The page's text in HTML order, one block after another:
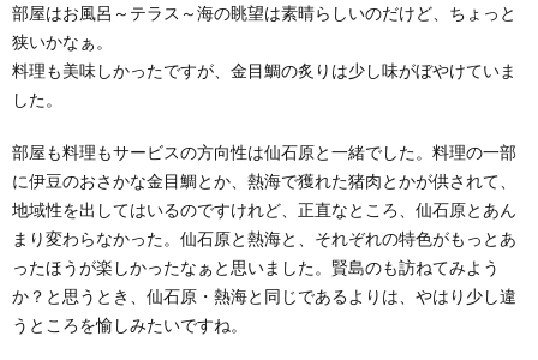
部屋はお風呂～テラス～海の眺望は素晴らしいのだけど、ちょっと
狭いかなぁ。
料理も美味しかったですが、金目鯛の炙りは少し味がぼやけていま
した。
部屋も料理もサービスの方向性は仙石原と一緒でした。料理の一部
に伊豆のおさかな金目鯛とか、熱海で獲れた猪肉とかが供されて、
地域性を出してはいるのですけれど、正直なところ、仙石原とあん
まり変わらなかった。仙石原と熱海と、それぞれの特色がもっとあ
ったほうが楽しかったなぁと思いました。賢島のも訪ねてみよう
か？と思うとき、仙石原・熱海と同じであるよりは、やはり少し違
うところを愉しみたいですね。